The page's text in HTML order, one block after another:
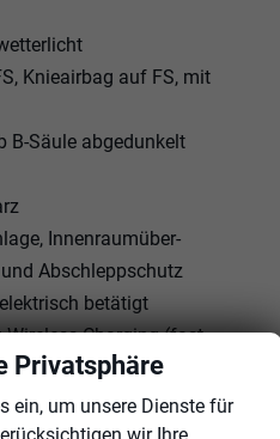
Knieairbag auf FS, mit
B-Säule abgedunkelt
Innenraumüber-
Abschleppschutz
betätigt
Charging (fast
(Virtuelles Pedal)
Privatsphäre
ein, um unsere Dienste für